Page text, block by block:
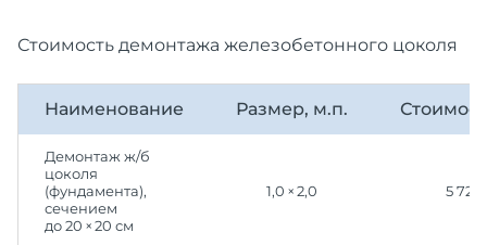
Стоимость демонтажа железобетонного цоколя
Наименование Размер, м.п.
Демонтаж ж/б
цоколя
(фундамента),
сечением
до 20 × 20 см
1,0 × 2,0 5 720